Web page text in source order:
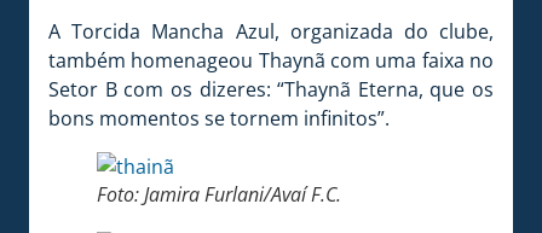
A Torcida Mancha Azul, organizada do clube,
também homenageou Thaynã com uma faixa no
Setor B com os dizeres: “Thaynã Eterna, que os
bons momentos se tornem infinitos”.
Foto: Jamira Furlani/Avaí F.C.